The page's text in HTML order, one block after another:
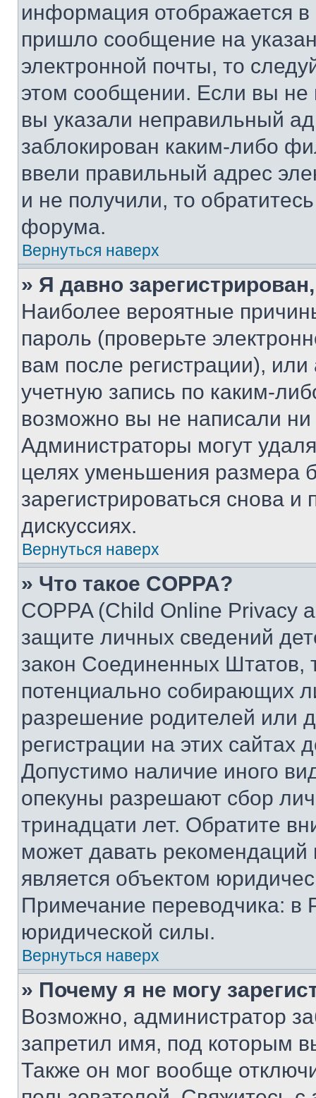
информация отображается
пришло сообщение на
электронной почты, то
этом сообщении. Если вы
вы указали неправильный
заблокирован каким-либо
ввели правильный адрес
и не получили, то
форума.
Вернуться наверх
» Я давно
Наиболее вероятные
пароль (проверьте
вам после регистрации),
учетную запись по каким-
возможно вы не написали
Администраторы могут
целях уменьшения размера
зарегистрироваться снова и
дискуссиях.
Вернуться наверх
» Что такое COPPA?
COPPA (Child Online Privacy
защите личных сведений
закон Соединенных Штатов,
потенциально собирающих
разрешение родителей или
регистрации на этих сайтах
Допустимо наличие иного
опекуны разрешают сбор
тринадцати лет. Обратите
может давать
является объектом
Примечание переводчика: в
юридической силы.
Вернуться наверх
» Почему я не могу
Возможно, администратор
запретил имя, под которым
Также он мог вообще